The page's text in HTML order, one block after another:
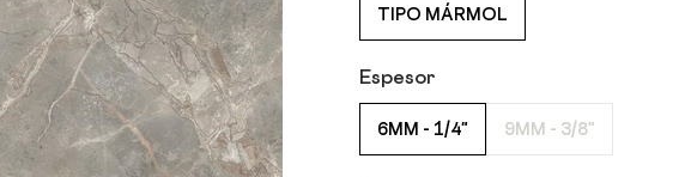
TIPO MÁRMOL
Espesor
6MM - 1/4" 9MM - 3/8"